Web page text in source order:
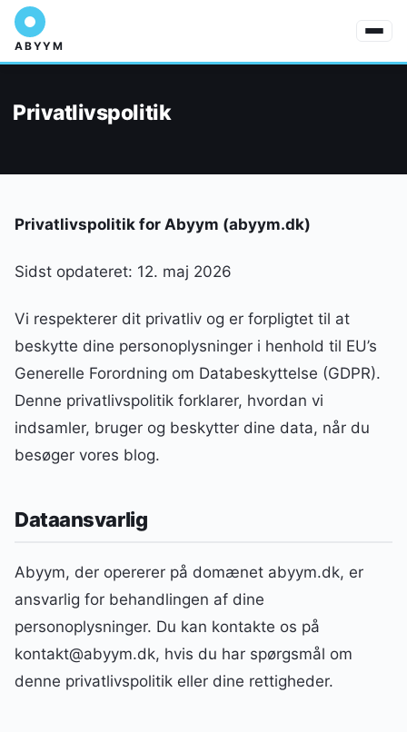
ABYYM
Privatlivspolitik
Privatlivspolitik for Abyym (abyym.dk)
Sidst opdateret: 12. maj 2026
Vi respekterer dit privatliv og er forpligtet til at
beskytte dine personoplysninger i henhold til EU’s
Generelle Forordning om Databeskyttelse (GDPR).
Denne privatlivspolitik forklarer, hvordan vi
indsamler, bruger og beskytter dine data, når du
besøger vores blog.
Dataansvarlig
Abyym, der opererer på domænet abyym.dk, er
ansvarlig for behandlingen af dine
personoplysninger. Du kan kontakte os på
kontakt@abyym.dk, hvis du har spørgsmål om
denne privatlivspolitik eller dine rettigheder.